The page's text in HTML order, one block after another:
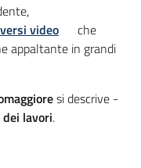
video
che
appaltante in grandi
si descrive -
lavori.